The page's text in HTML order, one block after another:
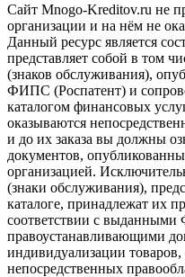
Сайт Mnogo-Kreditov.ru не
организации и на нём не
Данный ресурс является
представляет собой в том
(знаков обслуживания),
ФИПС (Роспатент) и
каталогом финансовых
оказываются
и до их заказа вы должны
документов,
организацией.
(знаки обслуживания),
каталоге, принадлежат их
соответствии с
правоустанавливающими
индивидуализации
непосредственных